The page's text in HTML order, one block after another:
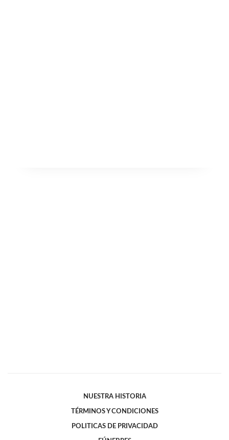
NUESTRA HISTORIA
TÉRMINOS Y CONDICIONES
POLITICAS DE PRIVACIDAD